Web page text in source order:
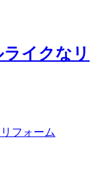
イクなリ